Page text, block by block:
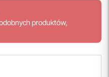
produktów,